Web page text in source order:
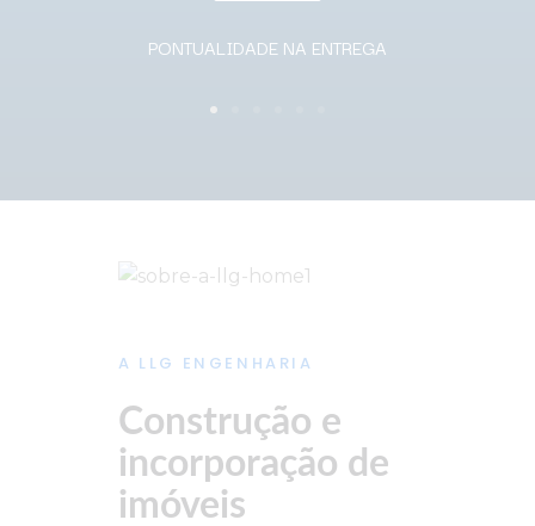
EQUIPE EXPERIENTE E QUALIFICADA
A LLG ENGENHARIA
Construção e
incorporação de
imóveis